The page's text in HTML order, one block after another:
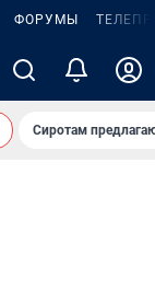
ФОРУМЫ
Сиротам